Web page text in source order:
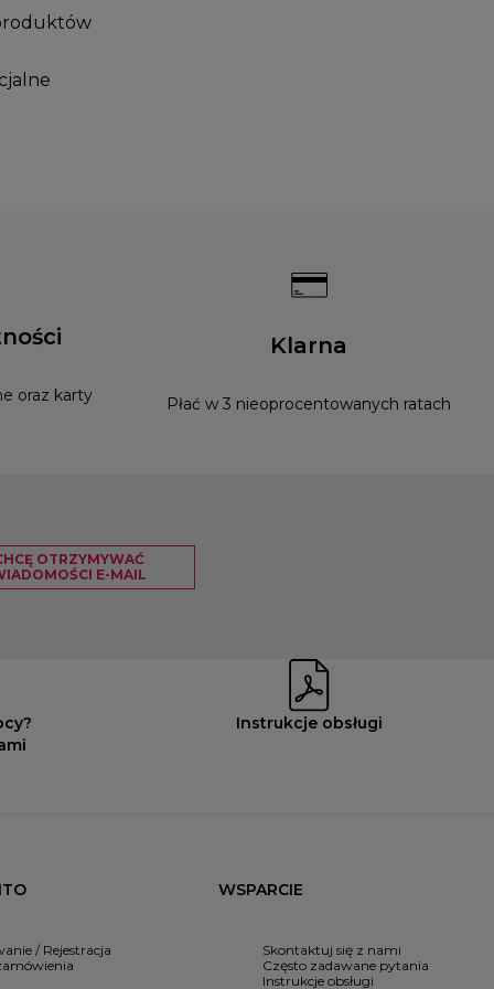
oraz karty
Klarna
Płać w 3 nieoprocentowanych ratach
OTRZYMYWAĆ
E-MAIL
Instrukcje obsługi
/ Rejestracja
WSPARCIE
Skontaktuj się z nami
Często zadawane pytania
Instrukcje obsługi